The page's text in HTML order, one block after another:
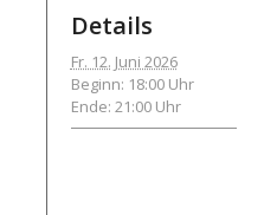
Details
Fr. 12. Juni 2026
Beginn: 18:00 Uhr
Ende: 21:00 Uhr